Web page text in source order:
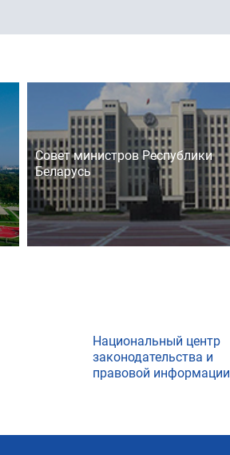
Совет министров Республики
Беларусь
Национальный центр
законодательства и
правовой информации